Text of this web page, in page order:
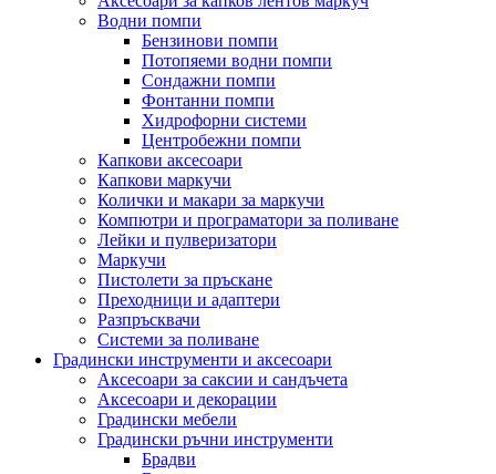
Водни помпи
Бензинови помпи
Потопяеми водни помпи
Сондажни помпи
Фонтанни помпи
Хидрофорни системи
Центробежни помпи
Капкови аксесоари
Капкови маркучи
Колички и макари за маркучи
Компютри и програматори за поливане
Лейки и пулверизатори
Маркучи
Пистолети за пръскане
Преходници и адаптери
Разпръсквачи
Системи за поливане
Градински инструменти и аксесоари
Аксесоари за саксии и сандъчета
Аксесоари и декорации
Градински мебели
Градински ръчни инструменти
Брадви